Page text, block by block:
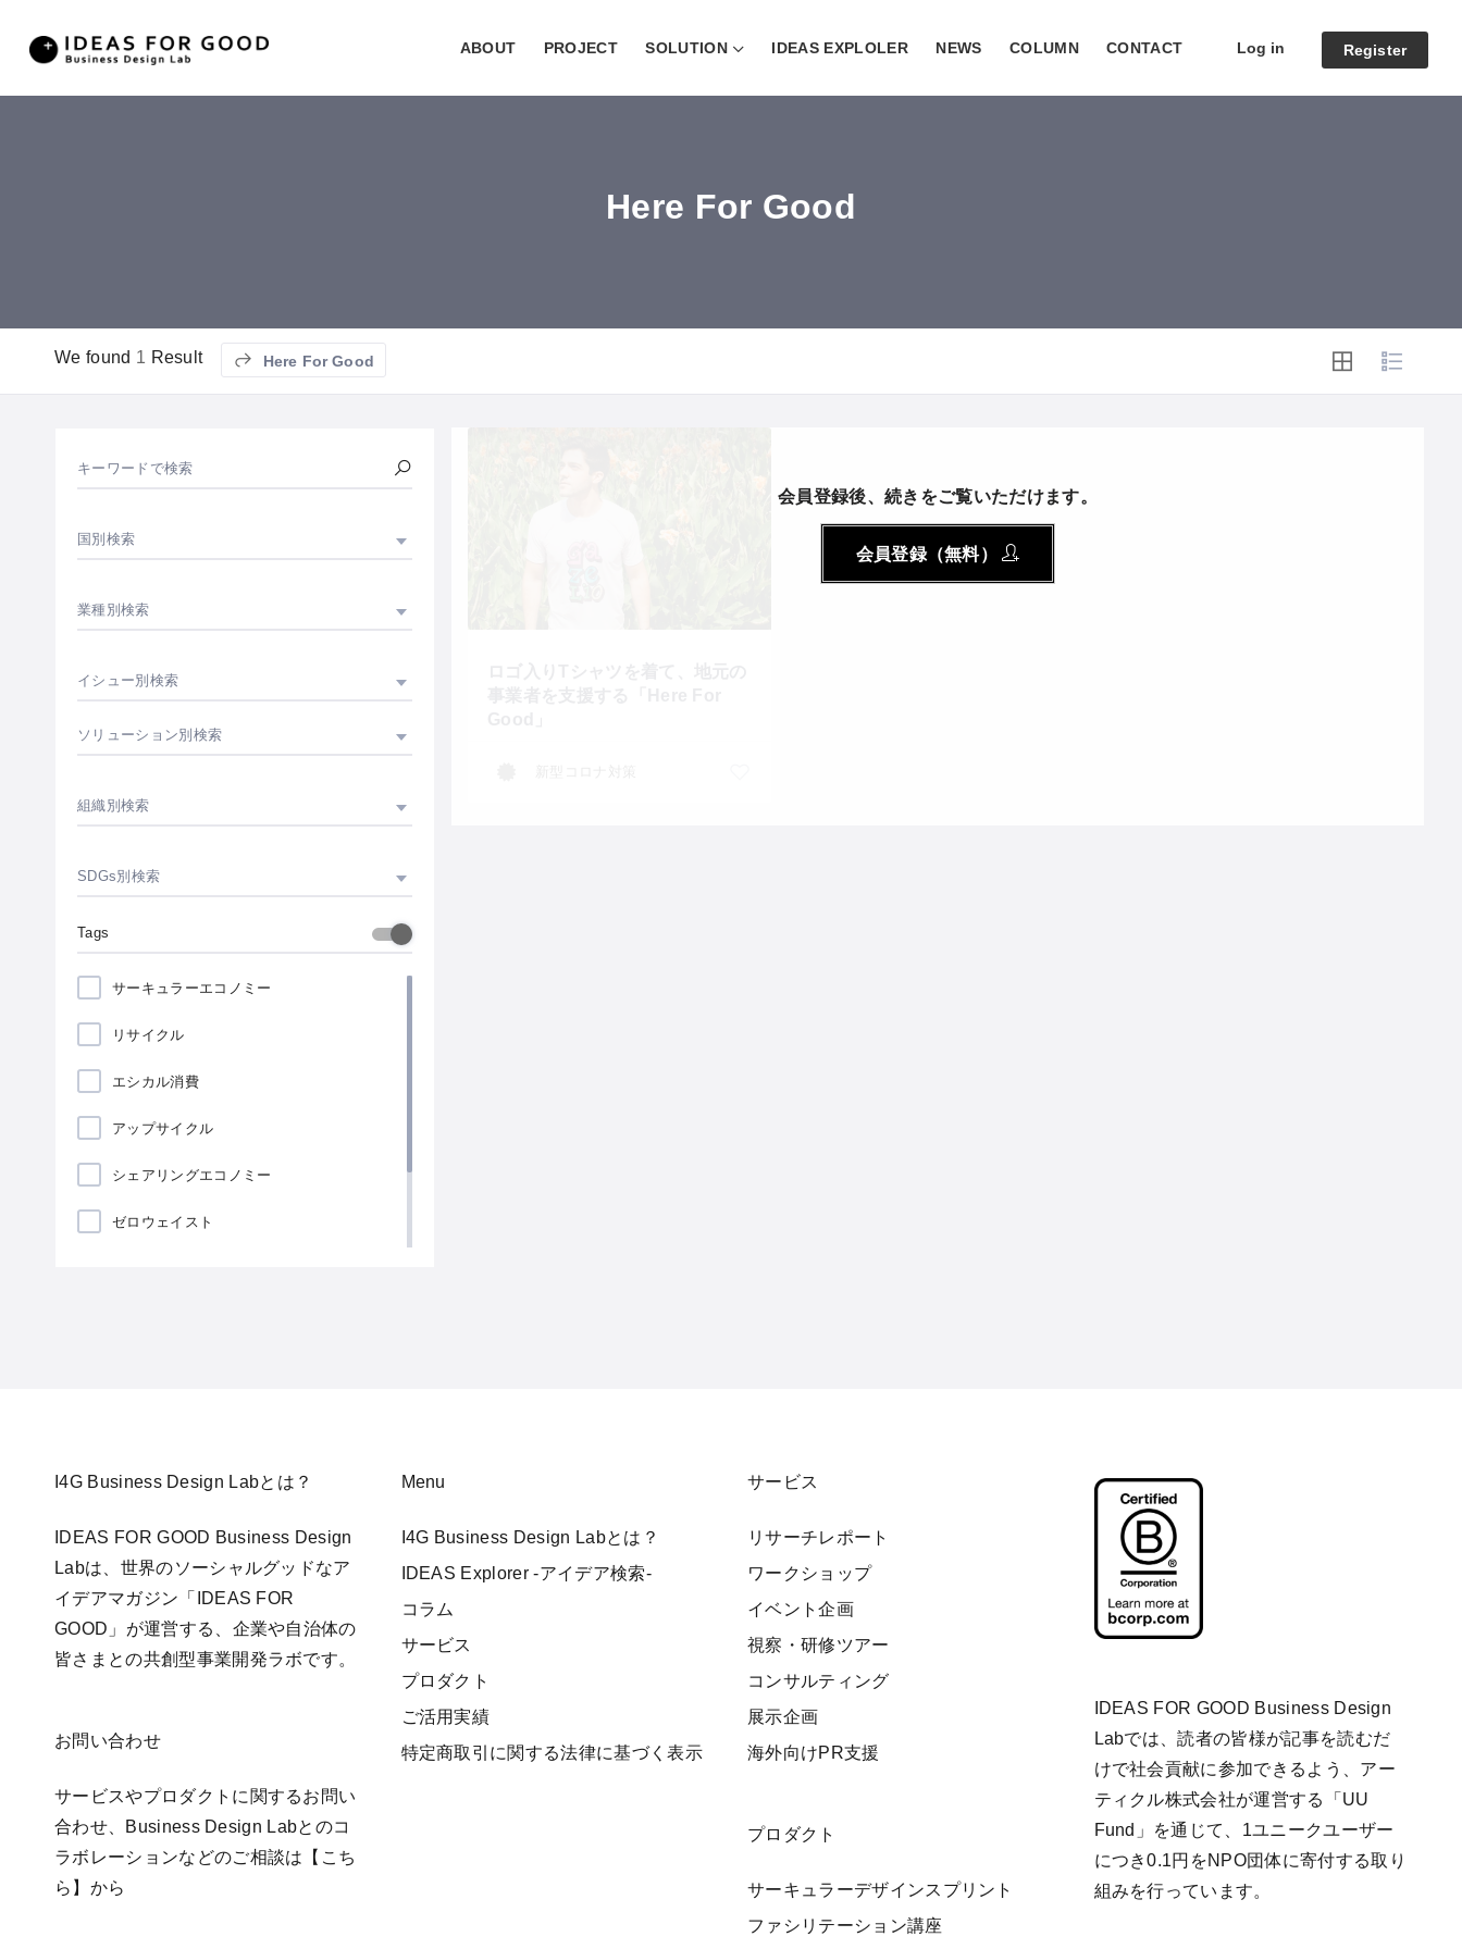
ABOUT PROJECT SOLUTION IDEAS EXPLOLER NEWS COLUMN CONTACT Log in Register
Here For Good
We found 1 Result Here For Good
キーワードで検索
国別検索
業種別検索
イシュー別検索
ソリューション別検索
組織別検索
SDGs別検索
Tags
サーキュラーエコノミー
リサイクル
エシカル消費
アップサイクル
シェアリングエコノミー
ゼロウェイスト
会員登録後、続きをご覧いただけます。
会員登録（無料）
I4G Business Design Labとは？
IDEAS FOR GOOD Business Design
Labは、世界のソーシャルグッドなア
イデアマガジン「IDEAS FOR
GOOD」が運営する、企業や自治体の
皆さまとの共創型事業開発ラボです。
お問い合わせ
サービスやプロダクトに関するお問い
合わせ、Business Design Labとのコ
ラボレーションなどのご相談は 【こち
ら】 から
Menu
I4G Business Design Labとは？
IDEAS Explorer -アイデア検索-
コラム
サービス
プロダクト
ご活用実績
特定商取引に関する法律に基づく表示
サービス
リサーチレポート
ワークショップ
イベント企画
視察・研修ツアー
コンサルティング
展示企画
海外向けPR支援
プロダクト
サーキュラーデザインスプリント
ファシリテーション講座
IDEAS FOR GOOD Business Design
Labでは、読者の皆様が記事を読むだ
けで社会貢献に参加できるよう、アー
ティクル株式会社が運営する「 UU
Fund 」を通じて、1ユニークユーザー
につき0.1円をNPO団体に寄付する取り
組みを行っています。